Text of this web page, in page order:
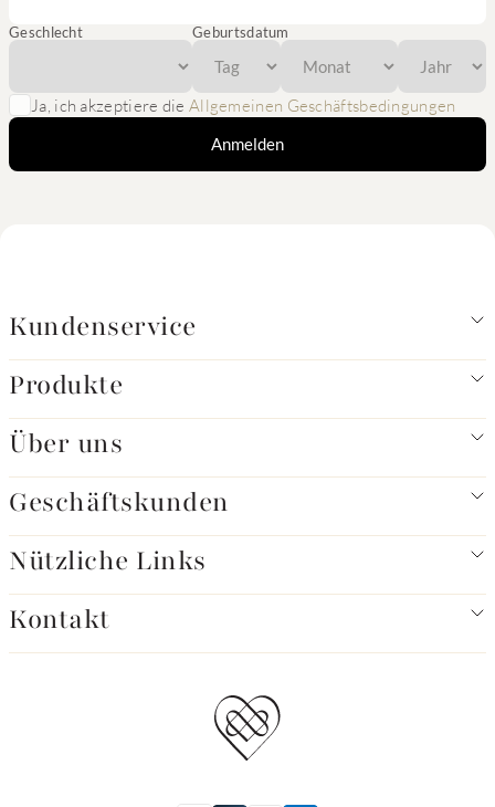
Geschlecht Geburtsdatum
Ja, ich akzeptiere die Allgemeinen Geschäftsbedingungen
Anmelden
Kundenservice
Produkte
Über uns
Geschäftskunden
Nützliche Links
Kontakt